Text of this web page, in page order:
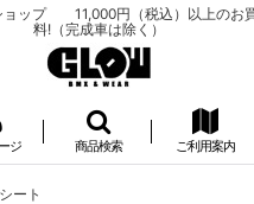
ョップ 11,000円（税込）以上のお
料!（完成車は除く）
ジ 商品検索 ご利用案内
シート